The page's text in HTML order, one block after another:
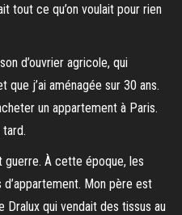
tout ce qu’on voulait pour rien
d’ouvrier agricole, qui
j’ai aménagée sur 30 ans.
un appartement à Paris.
tard.
guerre. À cette époque, les
d’appartement. Mon père est
Dralux qui vendait des tissus au